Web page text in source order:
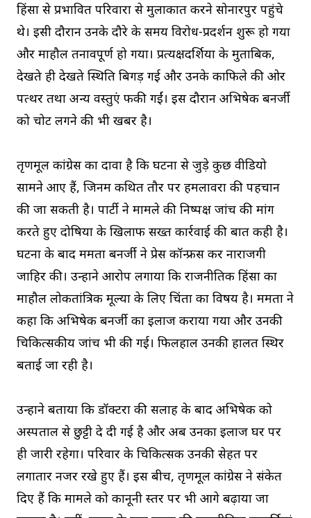
हिंसा से प्रभावित परिवारों से मुलाकात करने सोनारपुर पहुंचे
थे। इसी दौरान उनके दौरे के समय विरोध-प्रदर्शन शुरू हो गया
और माहौल तनावपूर्ण हो गया। प्रत्यक्षदर्शियों के मुताबिक,
देखते ही देखते स्थिति बिगड़ गई और उनके काफिले की ओर
पत्थर तथा अन्य वस्तुएं फेंकी गईं। इस दौरान अभिषेक बनर्जी
को चोट लगने की भी खबर है।
तृणमूल कांग्रेस का दावा है कि घटना से जुड़े कुछ वीडियो
सामने आए हैं, जिनमें कथित तौर पर हमलावरों की पहचान
की जा सकती है। पार्टी ने मामले की निष्पक्ष जांच की मांग
करते हुए दोषियों के खिलाफ सख्त कार्रवाई की बात कही है।
घटना के बाद ममता बनर्जी ने प्रेस कॉन्फ्रेंस कर नाराजगी
जाहिर की। उन्होंने आरोप लगाया कि राजनीतिक हिंसा का
माहौल लोकतांत्रिक मूल्यों के लिए चिंता का विषय है। ममता ने
कहा कि अभिषेक बनर्जी का इलाज कराया गया और उनकी
चिकित्सकीय जांच भी की गई। फिलहाल उनकी हालत स्थिर
बताई जा रही है।
उन्होंने बताया कि डॉक्टरों की सलाह के बाद अभिषेक को
अस्पताल से छुट्टी दे दी गई है और अब उनका इलाज घर पर
ही जारी रहेगा। परिवार के चिकित्सक उनकी सेहत पर
लगातार नजर रखे हुए हैं। इस बीच, तृणमूल कांग्रेस ने संकेत
दिए हैं कि मामले को कानूनी स्तर पर भी आगे बढ़ाया जा